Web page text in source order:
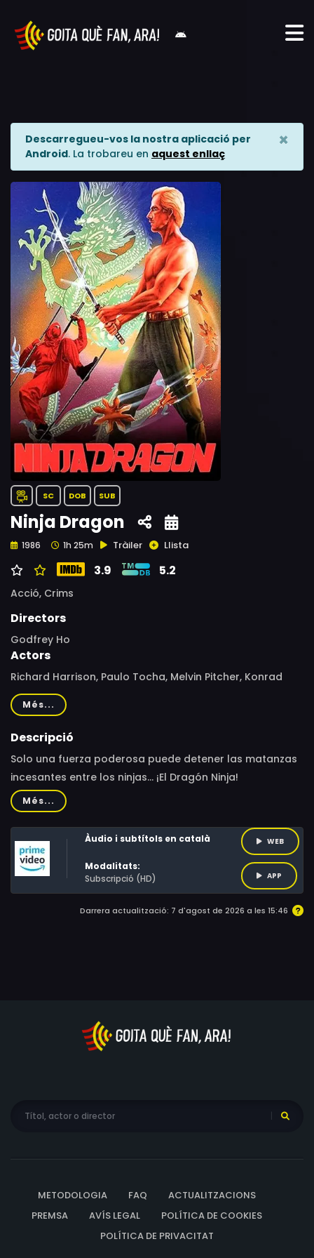
Descarregueu-vos la nostra aplicació per
Android. La trobareu en aquest enllaç
×
SC DOB SUB
Ninja Dragon
1986 1h 25m Tràiler Llista
3.9 5.2
Acció, Crims
Directors
Godfrey Ho
Actors
Richard Harrison, Paulo Tocha, Melvin Pitcher, Konrad
Chang, Lily Lan, Freya Patrick, Jack Suen Kwok-Ming, Shih
Chung-Tien, Miao Tian, Dragon Lee, Wang Hsieh, John
Culkin, Andy Chworowsky, Pierre Tremblay, Simon Broad
Més...
Descripció
Solo una fuerza poderosa puede detener las matanzas
incesantes entre los ninjas... ¡El Dragón Ninja!
Més...
Àudio i subtítols en català
Modalitats:
Subscripció (HD)
WEB
APP
Darrera actualització: 7 d'agost de 2026 a les 15:46
METODOLOGIA FAQ
ACTUALITZACIONS
PREMSA
AVÍS LEGAL
POLÍTICA DE COOKIES
POLÍTICA DE PRIVACITAT